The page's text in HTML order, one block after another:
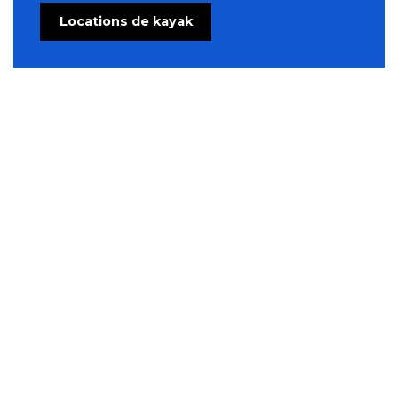
Locations de kayak